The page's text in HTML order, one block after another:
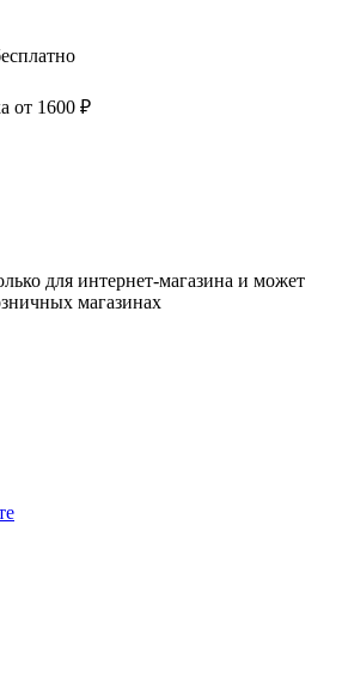
от 1600 ₽
для интернет-магазина и может
магазинах